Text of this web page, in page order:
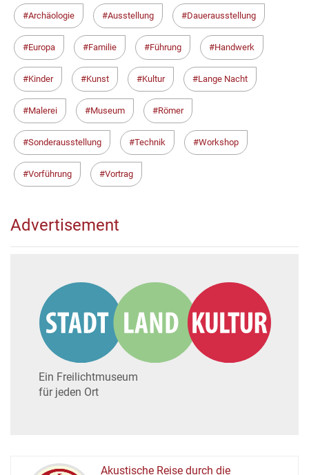
Archäologie Ausstellung Dauerausstellung
Europa Familie Führung Handwerk
Kinder Kunst Kultur Lange Nacht
Malerei Museum Römer
Sonderausstellung Technik Workshop
Vorführung Vortrag
Advertisement
Ein Freilichtmuseum
für jeden Ort
Akustische Reise durch die